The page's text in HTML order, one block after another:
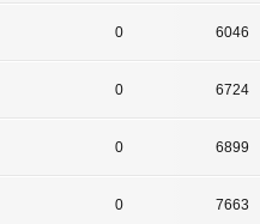
0 6046
0 6724
0 6899
0 7663